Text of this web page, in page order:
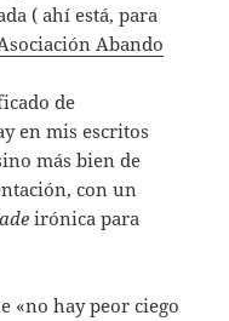
( ahí está, para
Abando
de
en mis escritos
más bien de
con un
irónica para
«no hay peor ciego